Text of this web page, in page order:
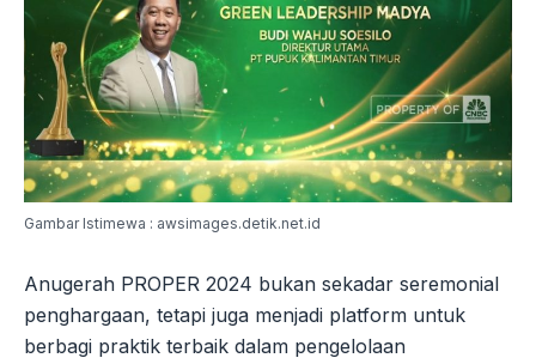
Gambar Istimewa : awsimages.detik.net.id
Anugerah PROPER 2024 bukan sekadar seremonial
penghargaan, tetapi juga menjadi platform untuk
berbagi praktik terbaik dalam pengelolaan